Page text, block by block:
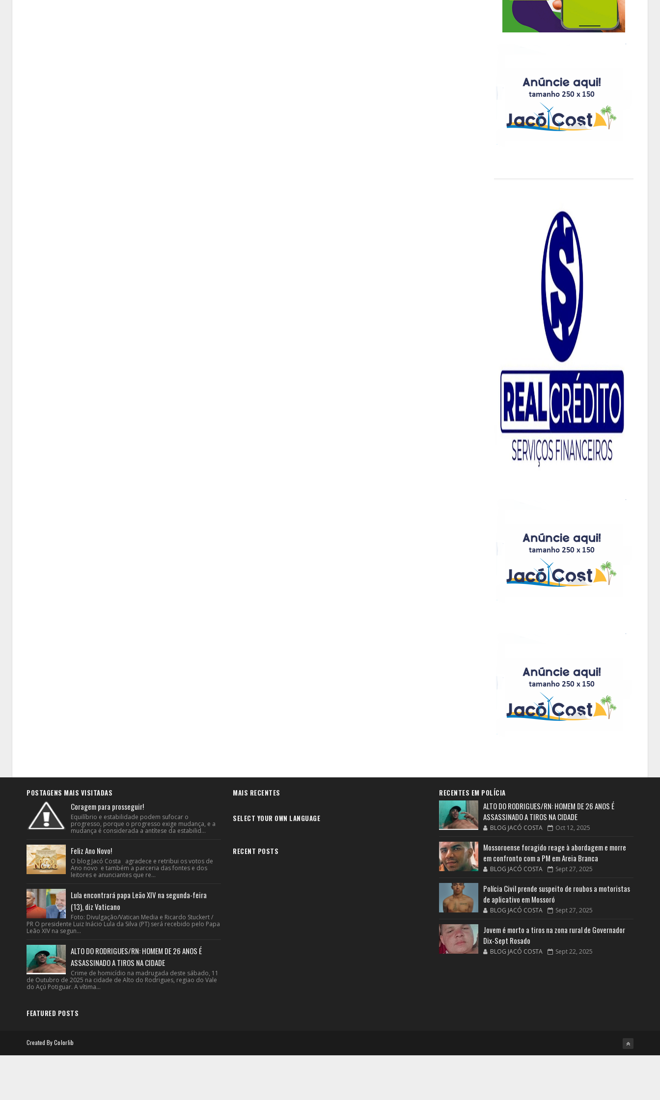
POSTAGENS MAIS VISITADAS
Coragem para prosseguir!
Equilíbrio e estabilidade podem sufocar o
progresso, porque o progresso exige mudança, e a
mudança é considerada a antítese da estabilid...
Feliz Ano Novo!
O blog Jacó Costa agradece e retribui os votos de
Ano novo e também a parceria das fontes e dos
leitores e anunciantes que re...
Lula encontrará papa Leão XIV na segunda-feira
(13), diz Vaticano
Foto: Divulgação/Vatican Media e Ricardo Stuckert /
PR O presidente Luiz Inácio Lula da Silva (PT) será recebido pelo Papa
Leão XIV na segun...
ALTO DO RODRIGUES/RN: HOMEM DE 26 ANOS É
ASSASSINADO A TIROS NA CIDADE
Crime de homicídio na madrugada deste sábado, 11
de Outubro de 2025 na cidade de Alto do Rodrigues, regiao do Vale
do Açú Potiguar. A vítima...
FEATURED POSTS
MAIS RECENTES
SELECT YOUR OWN LANGUAGE
RECENT POSTS
RECENTES EM POLÍCIA
ALTO DO RODRIGUES/RN: HOMEM DE 26 ANOS É
ASSASSINADO A TIROS NA CIDADE
BLOG JACÓ COSTA Oct 12, 2025
Mossoroense foragido reage à abordagem e morre
em confronto com a PM em Areia Branca
BLOG JACÓ COSTA Sept 27, 2025
Polícia Civil prende suspeito de roubos a motoristas
de aplicativo em Mossoró
BLOG JACÓ COSTA Sept 27, 2025
Jovem é morto a tiros na zona rural de Governador
Dix-Sept Rosado
BLOG JACÓ COSTA Sept 22, 2025
Created ByColorlib